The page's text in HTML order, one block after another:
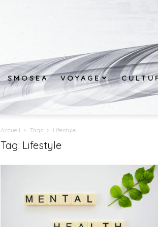
S M O S E A V O Y A G E C U L T U
Accueil Tags Lifestyle
Tag: Lifestyle